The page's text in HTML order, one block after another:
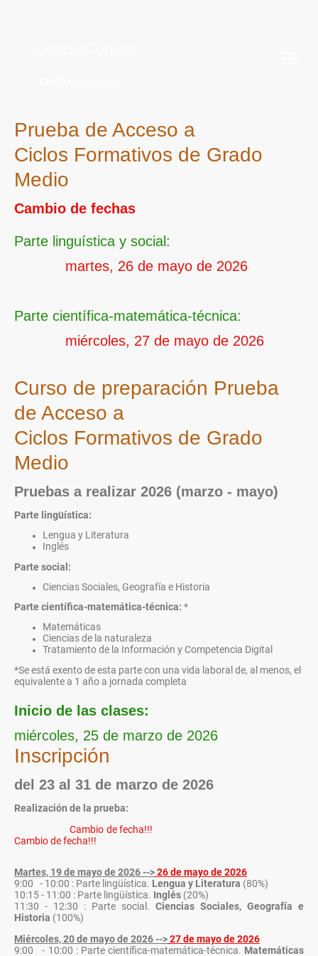
Prueba de Acceso a
Ciclos Formativos de Grado
Medio
Cambio de fechas
Parte linguística y social:
martes, 26 de mayo de 2026
Parte científica-matemática-técnica:
miércoles, 27 de mayo de 2026
Curso de preparación Prueba
de Acceso a
Ciclos Formativos de Grado
Medio
Pruebas a realizar 2026 (marzo - mayo)
Parte lingüística:
Lengua y Literatura
Inglés
Parte social:
Ciencias Sociales, Geografía e Historia
Parte científica-matemática-técnica: *
Matemáticas
Ciencias de la naturaleza
Tratamiento de la Información y Competencia Digital
*Se está exento de esta parte con una vida laboral de, al menos, el
equivalente a 1 año a jornada completa
Inicio de las clases:
miércoles, 25 de marzo de 2026
Inscripción
del 23 al 31 de marzo de 2026
Realización de la prueba:
Cambio de fecha!!!
Cambio de fecha!!!
Martes, 19 de mayo de 2026 -->26 de mayo de 2026
9:00 - 10:00 : Parte lingüística. Lengua y Literatura (80%)
10:15 - 11:00 : Parte lingüística. Inglés (20%)
11:30 - 12:30 : Parte social. Ciencias Sociales, Geografía e
Historia (100%)
Miércoles, 20 de mayo de 2026 -->27 de mayo de 2026
9:00 - 10:00 : Parte científica-matemática-técnica. Matemáticas